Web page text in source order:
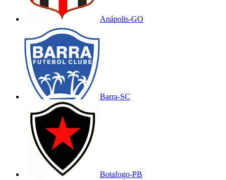
Anápolis-GO
Barra-SC
Botafogo-PB